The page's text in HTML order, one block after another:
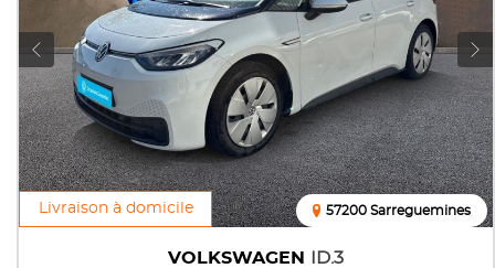
Livraison à domicile
VOLKSWAGEN ID.3
57200 Sarreguemines